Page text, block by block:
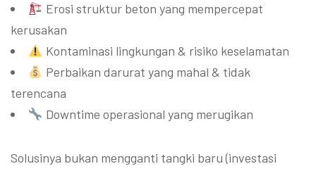
Erosi struktur beton yang mempercepat
kerusakan
Kontaminasi lingkungan & risiko keselamatan
Perbaikan darurat yang mahal & tidak
terencana
Downtime operasional yang merugikan
Solusinya bukan mengganti tangki baru (investasi